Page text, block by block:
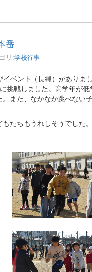
番
リ:学校行事
ベント（長縄）がありま
挑戦しました。高学年が
また、なかなか跳べない
たちもうれしそうでした